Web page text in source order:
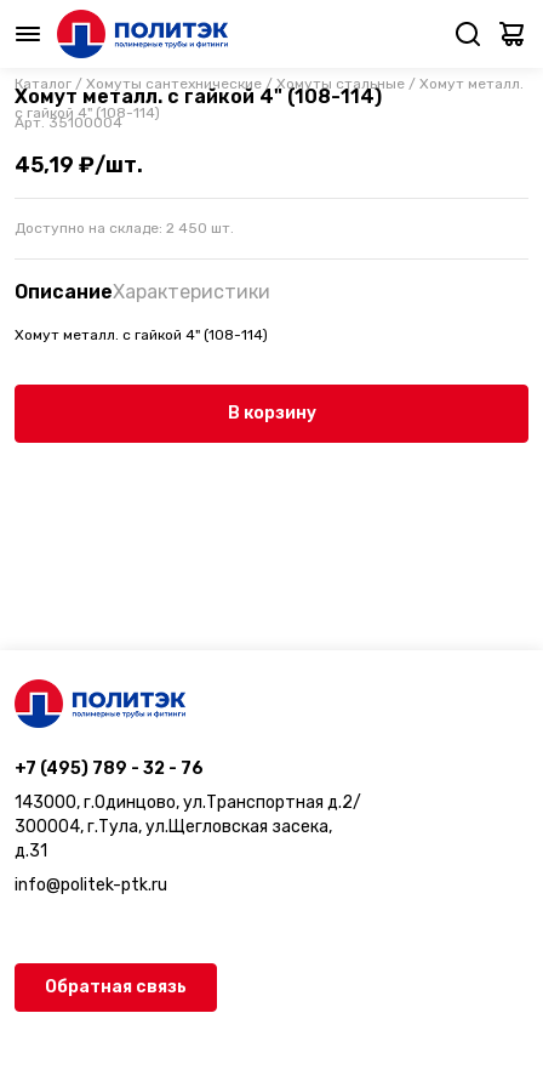
Каталог / Хомуты сантехнические / Хомуты стальные / Хомут металл.
с гайкой 4" (108-114)
Хомут металл. с гайкой 4" (108-114)
Арт.35100004
45,19 ₽/шт.
Доступно на складе: 2 450 шт.
ОписаниеХарактеристики
Хомут металл. с гайкой 4" (108-114)
В корзину
+7 (495) 789 - 32 - 76
143000, г.Одинцово, ул.Транспортная д.2/
300004, г.Тула, ул.Щегловская засека,
д.31
info@politek-ptk.ru
Обратная связь